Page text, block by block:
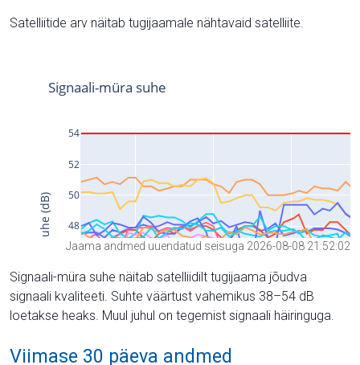
Satelliitide arv näitab tugijaamale nähtavaid satelliite.
Jaama andmed uuendatud seisuga 2026-08-08 21:52:02
Signaali-müra suhe näitab satelliidilt tugijaama jõudva
signaali kvaliteeti. Suhte väärtust vahemikus 38–54 dB
loetakse heaks. Muul juhul on tegemist signaali häiringuga.
Viimase 30 päeva andmed